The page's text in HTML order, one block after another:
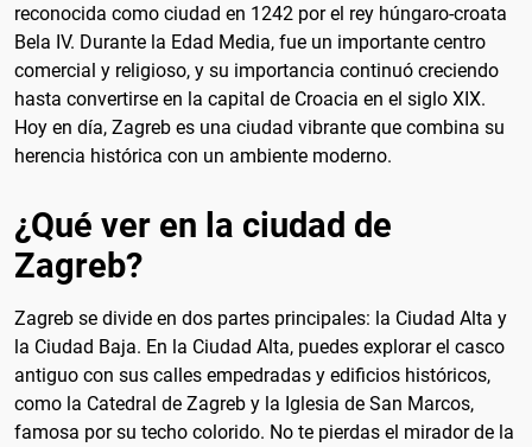
reconocida como ciudad en 1242 por el rey húngaro-croata
Bela IV. Durante la Edad Media, fue un importante centro
comercial y religioso, y su importancia continuó creciendo
hasta convertirse en la capital de Croacia en el siglo XIX.
Hoy en día, Zagreb es una ciudad vibrante que combina su
herencia histórica con un ambiente moderno.
¿Qué ver en la ciudad de
Zagreb?
Zagreb se divide en dos partes principales: la Ciudad Alta y
la Ciudad Baja. En la Ciudad Alta, puedes explorar el casco
antiguo con sus calles empedradas y edificios históricos,
como la Catedral de Zagreb y la Iglesia de San Marcos,
famosa por su techo colorido. No te pierdas el mirador de la